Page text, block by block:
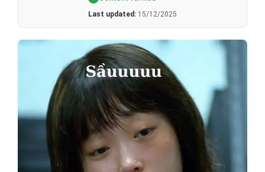
Last updated: 15/12/2025